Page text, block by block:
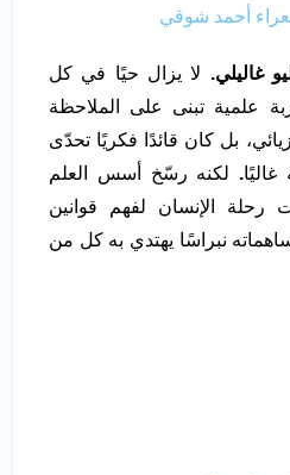
أحمد شوقي
غاليلي. لا يزال حيًا في كل
علمية تبنى على الملاحظة
بل كان قائدًا فكريًا تحدّى
. لكنه رسّخ أسس العلم
رحلة الإنسان لفهم قوانين
نبراسًا يهتدي به كل من